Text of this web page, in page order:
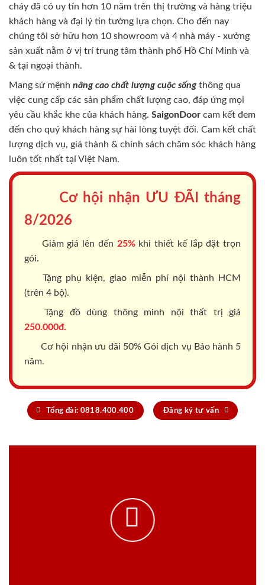
cháy đã có uy tín hơn 10 năm trên thị trường và hàng triệu
khách hàng và đại lý tin tưởng lựa chọn. Cho đến nay
chúng tôi sở hữu hơn 10 showroom và 4 nhà máy - xưởng
sản xuất nằm ở vị trí trung tâm thành phố Hồ Chí Minh và
& tại ngoại thành.
Mang sứ mệnh nâng cao chất lượng cuộc sốngthông qua
việc cung cấp các sản phẩm chất lượng cao, đáp ứng mọi
yêu cầu khắc khe của khách hàng. SaigonDoor cam kết đem
đến cho quý khách hàng sự hài lòng tuyệt đối. Cam kết chất
lượng dịch vụ, giá thành & chính sách chăm sóc khách hàng
luôn tốt nhất tại Việt Nam.
Cơ hội nhận ƯU ĐÃI tháng
8/2026
Giảm giá lên đến 25%khi thiết kế lắp đặt trọn
gói.
Tặng phụ kiện, giao miễn phí nội thành HCM
(trên 4 bộ).
Tặng đồ dùng thông minh nội thất trị giá
250.000đ.
Cơ hội nhận ưu đãi 50% Gói dịch vụ Bảo hành 5
năm.
Tổng đài: 0818.400.400 Đăng ký tư vấn